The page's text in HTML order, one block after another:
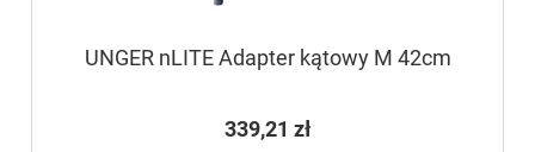
UNGER nLITE Adapter kątowy M 42cm
339,21 zł